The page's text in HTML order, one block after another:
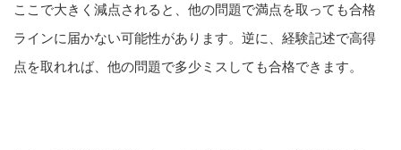
ここで大きく減点されると、他の問題で満点を取っても合格
ラインに届かない可能性があります。逆に、経験記述で高得
点を取れれば、他の問題で多少ミスしても合格できます。